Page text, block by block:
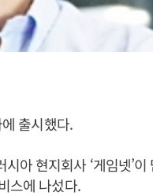
출시했다.
아 현지회사 ‘게임넷’
스에 나섰다.